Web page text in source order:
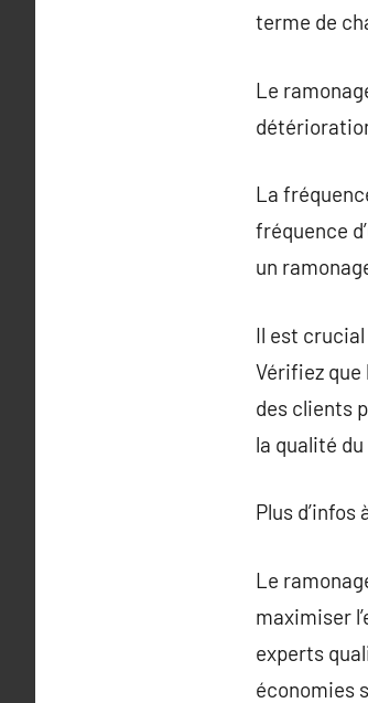
terme de
Le
La
fréquence
un
Il est
Vérifiez
des clients
la qualité
Plus d’infos
Le
maximiser
experts
économies